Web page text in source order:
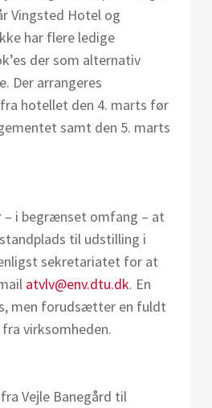
Vingsted Hotel og
har flere ledige
der som alternativ
Der arrangeres
hotellet den 4. marts før
samt den 5. marts
– i begrænset omfang – at
til udstilling i
sekretariatet for at
atvlv@env.dtu.dk. En
men forudsætter en fuldt
virksomheden.
Vejle Banegård til